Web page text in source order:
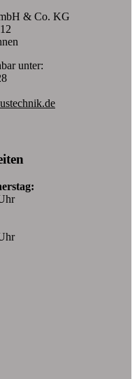
& Co. KG
unter: